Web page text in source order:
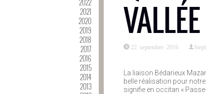
2022
2021
2020
2019
2018
2017
2016
2015
2014
2013
VALLÉE
22 septembre 2016
La liaison Bédarieux
belle réalisation pour
signifie en occitan «